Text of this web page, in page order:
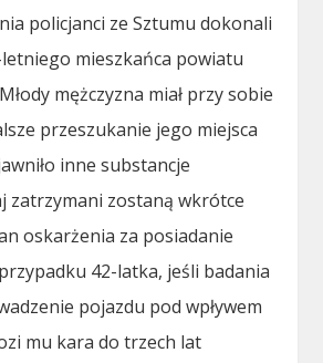
policjanci ze Sztumu dokonali
mieszkańca powiatu
mężczyzna miał przy sobie
przeszukanie jego miejsca
inne substancje
zatrzymani zostaną wkrótce
oskarżenia za posiadanie
42-latka, jeśli badania
pojazdu pod wpływem
mu kara do trzech lat